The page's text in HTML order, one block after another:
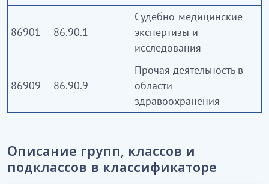
медицинским персоналом, осуществляющими
такую деятельность на законных основаниях.
86901 86.90.1
Судебно-медицинские
экспертизы и
исследования
86909 86.90.9
Прочая деятельность в
области
здравоохранения
Описание групп, классов и
подклассов в классификаторе